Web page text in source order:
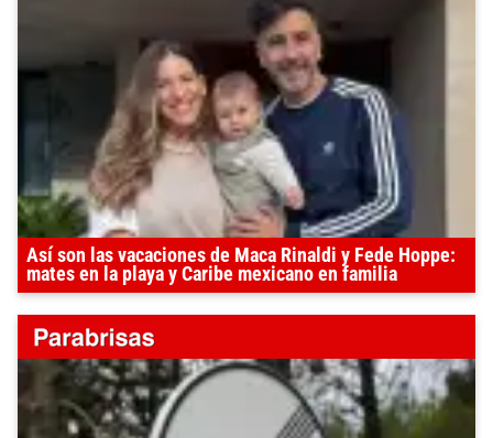
Así son las vacaciones de Maca Rinaldi y Fede Hoppe:
mates en la playa y Caribe mexicano en familia